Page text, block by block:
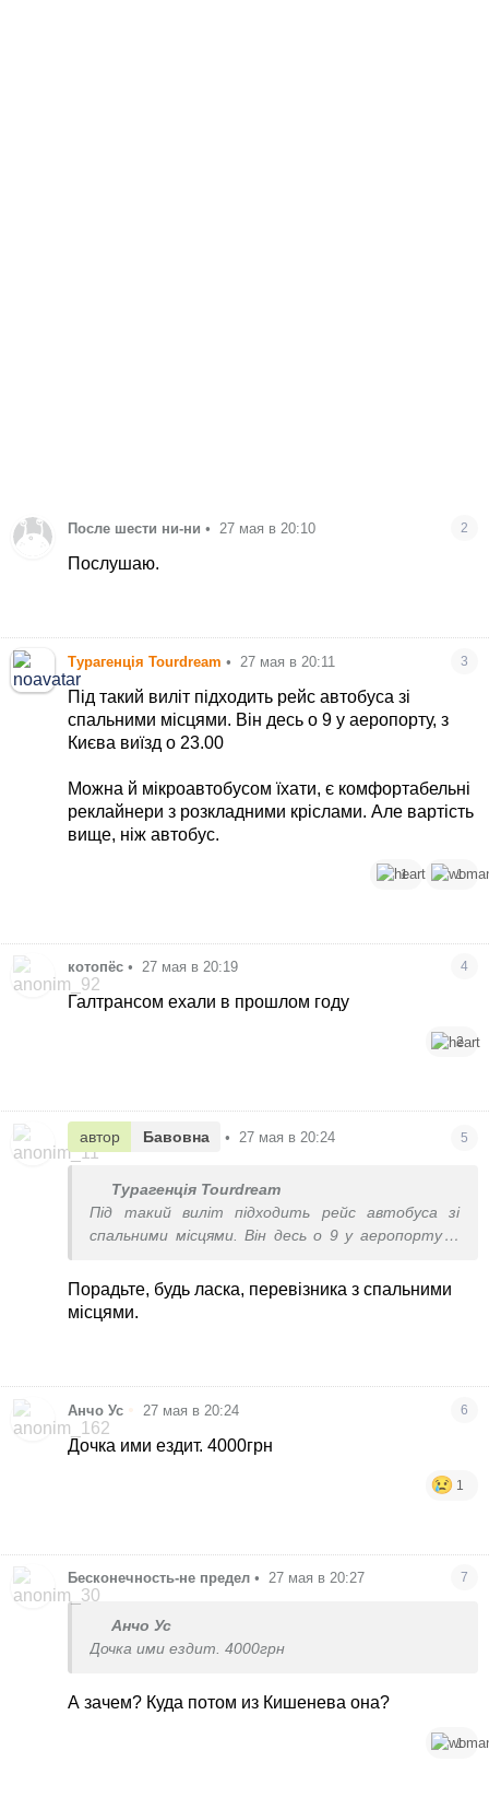
После шести ни-ни • 27 мая в 20:10 2
Послушаю.
Турагенція Tourdream • 27 мая в 20:11 3
Під такий виліт підходить рейс автобуса зі
спальними місцями. Він десь о 9 у аеропорту, з
Києва виїзд о 23.00
Можна й мікроавтобусом їхати, є комфортабельні
реклайнери з розкладними кріслами. Але вартість
вище, ніж автобус.
1 1
котопёс • 27 мая в 20:19 4
Галтрансом ехали в прошлом году
2
автор Бавовна • 27 мая в 20:24 5
Турагенція Tourdream
Під такий виліт підходить рейс автобуса зі
спальними місцями. Він десь о 9 у аеропорту, з
Можна й мікроавтобусом їхати, є
Порадьте, будь ласка, перевізника з спальними
місцями.
Анчо Ус 27 мая в 20:24 6
Дочка ими ездит. 4000грн
1
Бесконечность-не предел • 27 мая в 20:27 7
Анчо Ус
Дочка ими ездит. 4000грн
А зачем? Куда потом из Кишенева она?
1